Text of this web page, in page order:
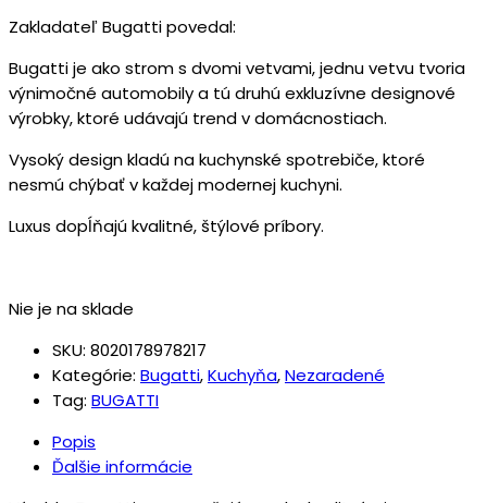
Zakladateľ Bugatti povedal:
Bugatti je ako strom s dvomi vetvami, jednu vetvu tvoria
výnimočné automobily a tú druhú exkluzívne designové
výrobky, ktoré udávajú trend v domácnostiach.
Vysoký design kladú na kuchynské spotrebiče, ktoré
nesmú chýbať v každej modernej kuchyni.
Luxus dopĺňajú kvalitné, štýlové príbory.
Nie je na sklade
SKU: 8020178978217
Kategórie: Bugatti,Kuchyňa,Nezaradené
Tag: BUGATTI
Popis
Ďalšie informácie